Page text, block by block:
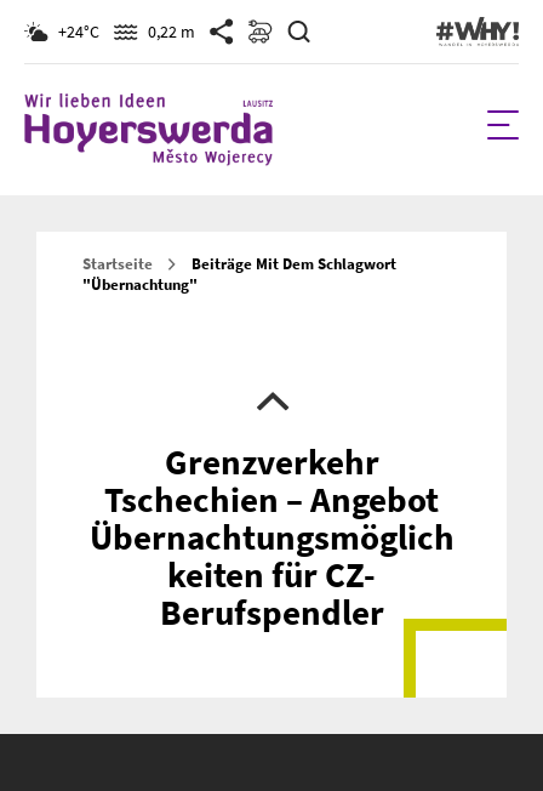
+24°C 0,22 m
Startseite
Beiträge Mit Dem Schlagwort
"Übernachtung"
Grenzverkehr
Tschechien – Angebot
Übernachtungsmöglich
keiten für CZ-
Berufspendler